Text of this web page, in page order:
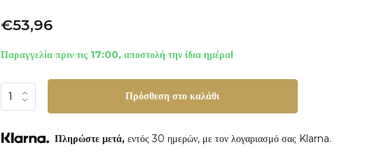
Δημιουργία ενός
Λογαριασμού
€53,96
Παραγγελία πριν τις 17:00, αποστολή την ίδια ημέρα!
Πρόσθεση στο καλάθι
Πληρώστε μετά,εντός 30 ημερών, με τον λογαριασμό σας Klarna.